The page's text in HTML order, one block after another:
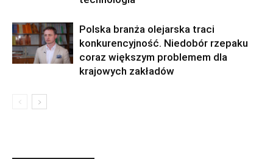
Polska branża olejarska traci
konkurencyjność. Niedobór rzepaku
coraz większym problemem dla
krajowych zakładów